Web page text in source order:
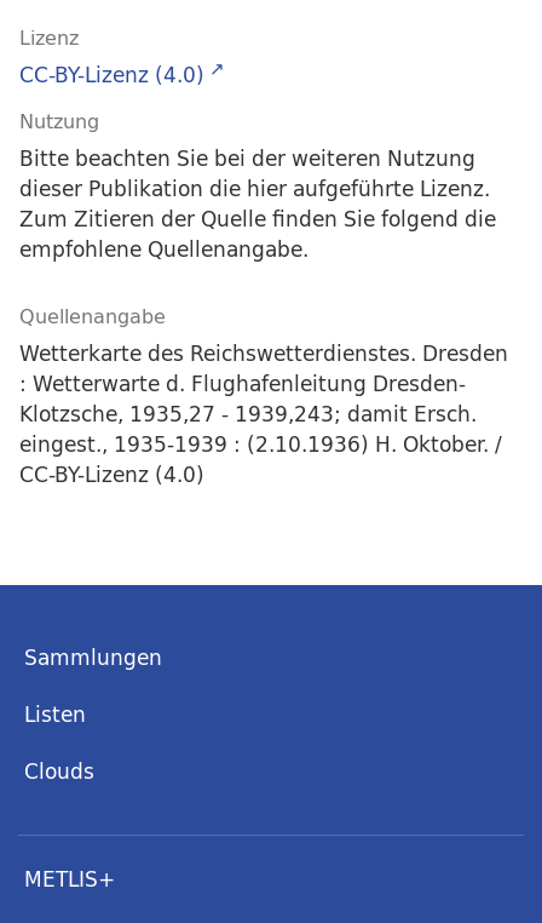
Lizenz
CC-BY-Lizenz (4.0)
Nutzung
Bitte beachten Sie bei der weiteren Nutzung
dieser Publikation die hier aufgeführte Lizenz.
Zum Zitieren der Quelle finden Sie folgend die
empfohlene Quellenangabe.
Quellenangabe
Wetterkarte des Reichswetterdienstes. Dresden
: Wetterwarte d. Flughafenleitung Dresden-
Klotzsche, 1935,27 - 1939,243; damit Ersch.
eingest., 1935-1939 : (2.10.1936) H. Oktober. /
CC-BY-Lizenz (4.0)
Sammlungen
Listen
Clouds
METLIS+